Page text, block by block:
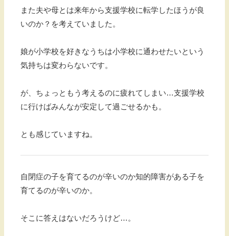
また夫や母とは来年から支援学校に転学したほうが良
いのか？を考えていました。
娘が小学校を好きなうちは小学校に通わせたいという
気持ちは変わらないです。
が、ちょっともう考えるのに疲れてしまい…支援学校
に行けばみんなが安定して過ごせるかも。
とも感じていますね。
自閉症の子を育てるのが辛いのか知的障害がある子を
育てるのが辛いのか。
そこに答えはないだろうけど…。